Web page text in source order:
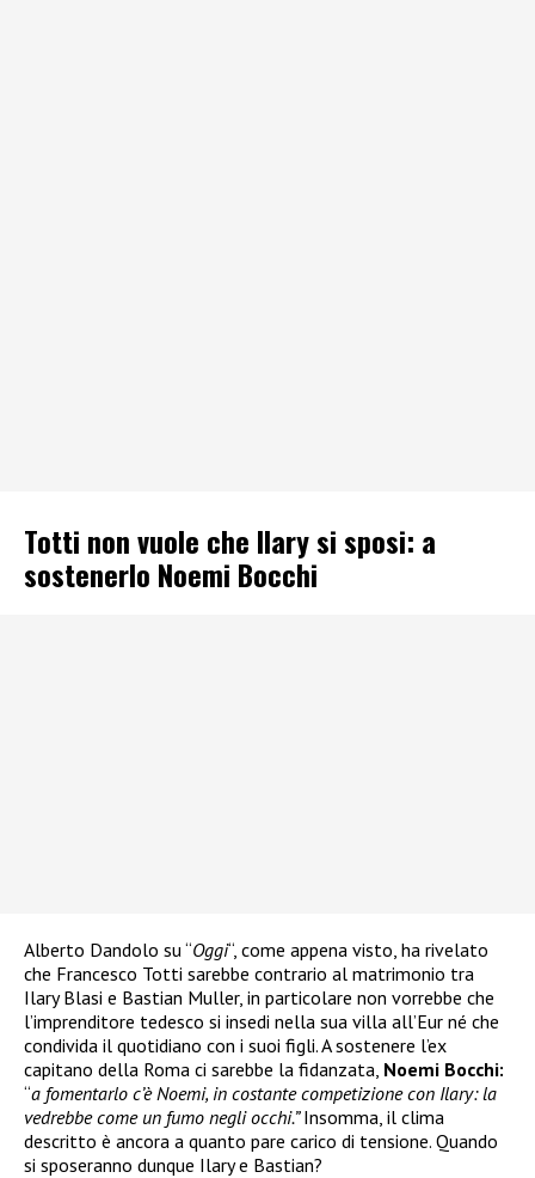
Totti non vuole che Ilary si sposi: a
sostenerlo Noemi Bocchi
Alberto Dandolo su “Oggi“, come appena visto, ha rivelato
che Francesco Totti sarebbe contrario al matrimonio tra
Ilary Blasi e Bastian Muller, in particolare non vorrebbe che
l’imprenditore tedesco si insedi nella sua villa all’Eur né che
condivida il quotidiano con i suoi figli. A sostenere l’ex
capitano della Roma ci sarebbe la fidanzata, Noemi Bocchi:
“a fomentarlo c’è Noemi, in costante competizione con Ilary: la
vedrebbe come un fumo negli occhi.”Insomma, il clima
descritto è ancora a quanto pare carico di tensione. Quando
si sposeranno dunque Ilary e Bastian?